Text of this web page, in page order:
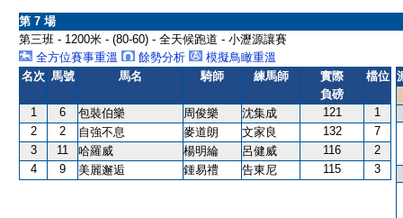
第 7 場
第三班 - 1200米 - (80-60) - 全天候跑道 - 小瀝源讓賽
全方位賽事重溫
餘勢分析
模擬鳥瞰重溫
名次 馬號 馬名 騎師 練馬師
實際
負磅
檔位
1 6 包裝伯樂 周俊樂 沈集成 121
1
2
2 自強不息 麥道朗 文家良 132
7
3
11 哈羅威 楊明綸 呂健威 116
2
4
9 美麗邂逅 鍾易禮 告東尼 115 3